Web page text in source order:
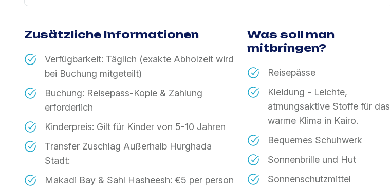
Zusätzliche Informationen
Verfügbarkeit: Täglich (exakte Abholzeit wird
bei Buchung mitgeteilt)
Buchung: Reisepass-Kopie & Zahlung
erforderlich
Kinderpreis: Gilt für Kinder von 5-10 Jahren
Transfer Zuschlag Außerhalb Hurghada
Stadt:
Makadi Bay & Sahl Hasheesh: €5 per person
Was soll man
mitbringen?
Reisepässe
Kleidung - Leichte,
atmungsaktive Stoffe für das
warme Klima in Kairo.
Bequemes Schuhwerk
Sonnenbrille und Hut
Sonnenschutzmittel